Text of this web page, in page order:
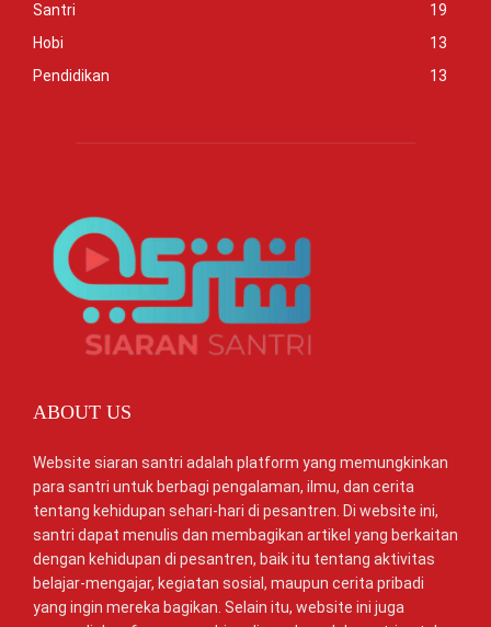
Santri
19
Hobi
13
Pendidikan
13
ABOUT US
Website siaran santri adalah platform yang memungkinkan
para santri untuk berbagi pengalaman, ilmu, dan cerita
tentang kehidupan sehari-hari di pesantren. Di website ini,
santri dapat menulis dan membagikan artikel yang berkaitan
dengan kehidupan di pesantren, baik itu tentang aktivitas
belajar-mengajar, kegiatan sosial, maupun cerita pribadi
yang ingin mereka bagikan. Selain itu, website ini juga